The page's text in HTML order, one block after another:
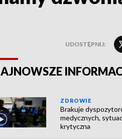
UDOSTĘPNIJ:
ZDROWIE
Brakuje
medycznych,
krytyczna